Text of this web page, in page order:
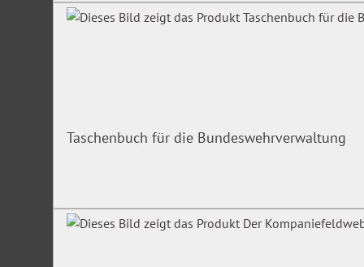
Taschenbuch für die Bundeswehrverwaltung